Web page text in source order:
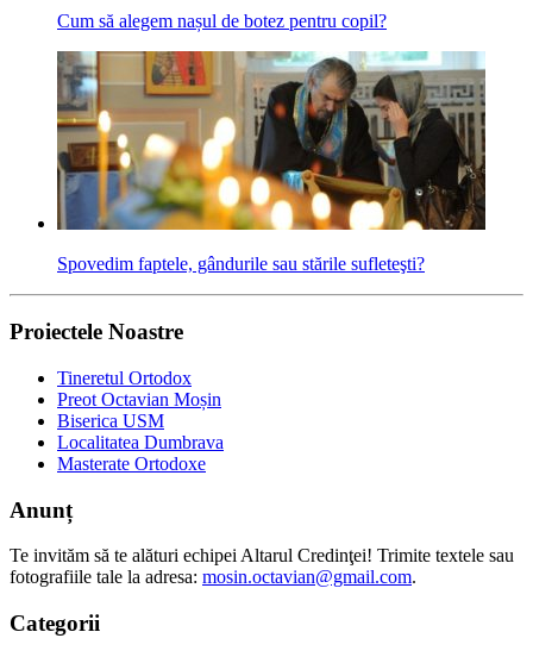
Cum să alegem nașul de botez pentru copil?
Spovedim faptele, gândurile sau stările sufleteşti?
Proiectele Noastre
Tineretul Ortodox
Preot Octavian Moșin
Biserica USM
Localitatea Dumbrava
Masterate Ortodoxe
Anunț
Te invităm să te alături echipei Altarul Credinţei! Trimite textele sau
fotografiile tale la adresa: mosin.octavian@gmail.com.
Categorii